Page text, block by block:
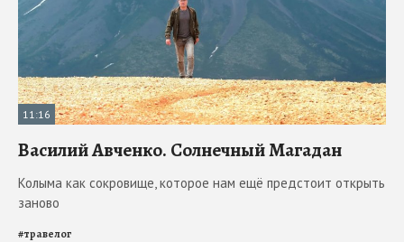
11:16
Василий Авченко. Солнечный Магадан
Колыма как сокровище, которое нам ещё предстоит открыть
заново
#травелог